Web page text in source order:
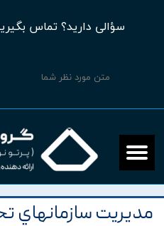
سؤالی دارید؟ تماس بگیرید
مديريت سازمانهاي